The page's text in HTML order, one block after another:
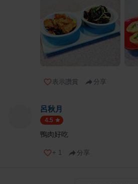
表示讚賞 分享
呂秋月
4.5
鴨肉好吃
+ 1 分享